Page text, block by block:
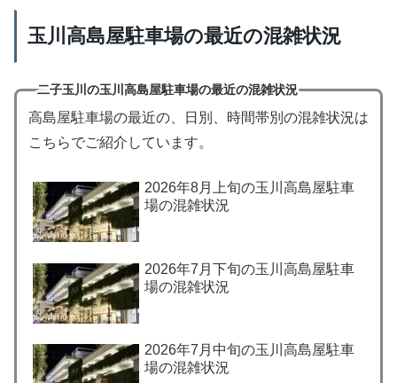
玉川高島屋駐車場の最近の混雑状況
二子玉川の玉川高島屋駐車場の最近の混雑状況
高島屋駐車場の最近の、日別、時間帯別の混雑状況は
こちらでご紹介しています。
2026年8月上旬の玉川高島屋駐車
場の混雑状況
2026年7月下旬の玉川高島屋駐車
場の混雑状況
2026年7月中旬の玉川高島屋駐車
場の混雑状況